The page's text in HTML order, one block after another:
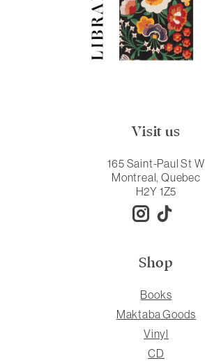
Visit us
165 Saint-Paul St W
Montreal, Quebec
H2Y 1Z5
Shop
Books
Maktaba Goods
Vinyl
CD